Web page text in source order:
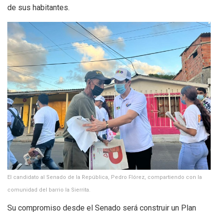
de sus habitantes.
El candidato al Senado de la República, Pedro Flórez, compartiendo con la
comunidad del barrio la Sierrita.
Su compromiso desde el Senado será construir un Plan